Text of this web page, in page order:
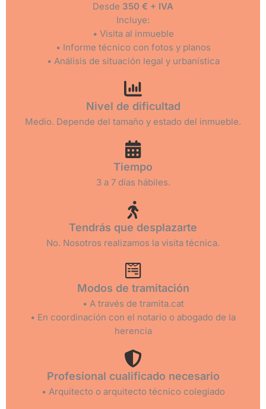
Desde 350 € + IVA
Incluye:
• Visita al inmueble
• Informe técnico con fotos y planos
• Análisis de situación legal y urbanística
Nivel de dificultad
Medio. Depende del tamaño y estado del inmueble.
Tiempo
3 a 7 días hábiles.
Tendrás que desplazarte
No. Nosotros realizamos la visita técnica.
Modos de tramitación
• A través de tramita.cat
• En coordinación con el notario o abogado de la
herencia
Profesional cualificado necesario
• Arquitecto o arquitecto técnico colegiado